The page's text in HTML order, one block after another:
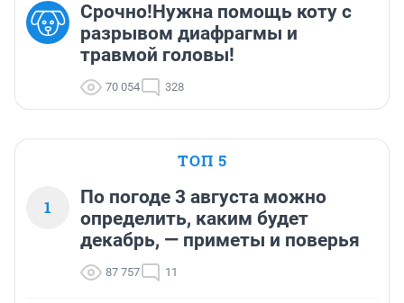
Срочно!Нужна помощь коту с
разрывом диафрагмы и
травмой головы!
70 054 328
ТОП 5
1
По погоде 3 августа можно
определить, каким будет
декабрь, — приметы и поверья
87 757 11